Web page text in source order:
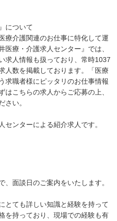
について
療介護関連のお仕事に特化して運
療・介護求人センター』では、
求人情報も扱っており、常時1037
人数を掲載しております。「医療
求職者様にピッタリのお仕事情報
はこちらの求人からご応募の上、
さい。
ンターによる紹介求人です。
、面談日のご案内をいたします。
とても詳しい知識と経験を持って
を持っており、現場での経験も有